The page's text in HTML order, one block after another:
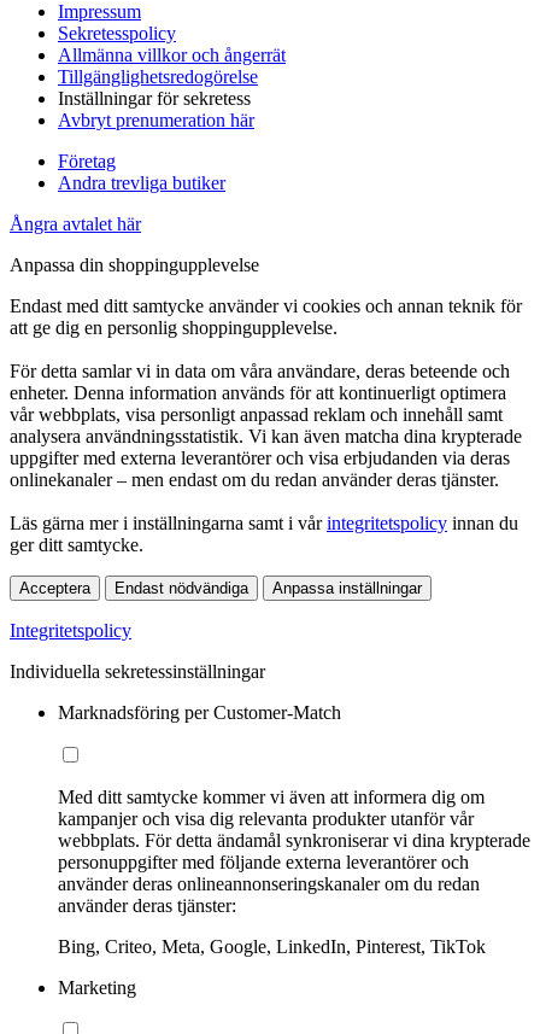
Impressum
Sekretesspolicy
Allmänna villkor och ångerrät
Tillgänglighetsredogörelse
Inställningar för sekretess
Avbryt prenumeration här
Företag
Andra trevliga butiker
Ångra avtalet här
Anpassa din shoppingupplevelse
Endast med ditt samtycke använder vi cookies och annan teknik för
att ge dig en personlig shoppingupplevelse.
För detta samlar vi in data om våra användare, deras beteende och
enheter. Denna information används för att kontinuerligt optimera
vår webbplats, visa personligt anpassad reklam och innehåll samt
analysera användningsstatistik. Vi kan även matcha dina krypterade
uppgifter med externa leverantörer och visa erbjudanden via deras
onlinekanaler – men endast om du redan använder deras tjänster.
Läs gärna mer i inställningarna samt i vårintegritetspolicy innan du
ger ditt samtycke.
Acceptera Endast nödvändiga Anpassa inställningar
Integritetspolicy
Individuella sekretessinställningar
Marknadsföring per Customer-Match
Med ditt samtycke kommer vi även att informera dig om
kampanjer och visa dig relevanta produkter utanför vår
webbplats. För detta ändamål synkroniserar vi dina krypterade
personuppgifter med följande externa leverantörer och
använder deras onlineannonseringskanaler om du redan
använder deras tjänster:
Bing, Criteo, Meta, Google, LinkedIn, Pinterest, TikTok
Marketing